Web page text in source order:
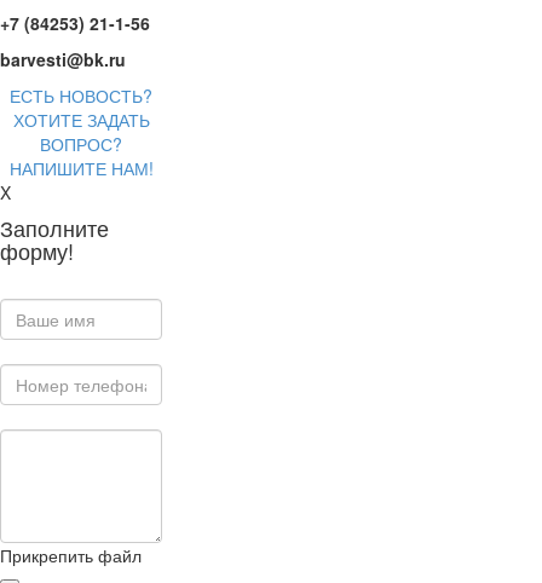
+7 (84253) 21-1-56
barvesti@bk.ru
ЕСТЬ НОВОСТЬ?
ХОТИТЕ ЗАДАТЬ
ВОПРОС?
НАПИШИТЕ НАМ!
X
Заполните
форму!
Прикрепить файл